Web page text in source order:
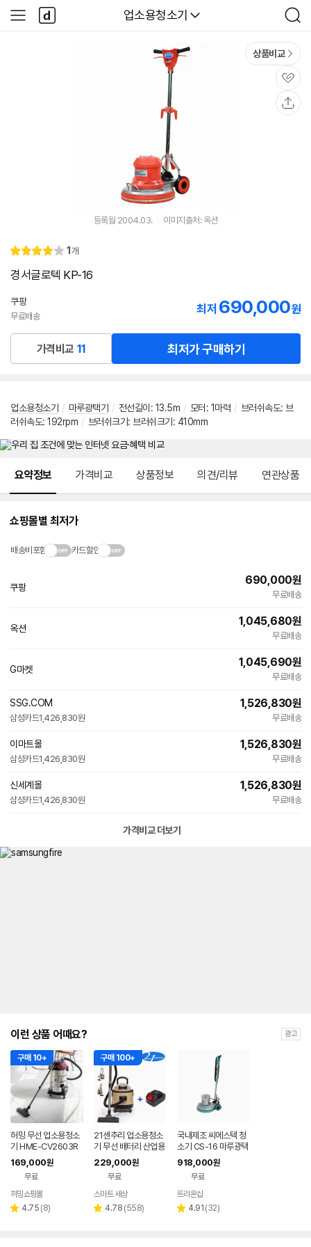
다나와
업소용청소기
검
색
사
이
다
나
와
상품비교
관
심
등록월 2004.03. 이미지출처: 옥션
별
4.
리
1 개
경서글로텍 KP-16
쿠팡
무료배송
최저 690,000원
가격비교 11 최저가 구매하기
업소용청소기 / 마루광택기 / 전선길이: 13.5m / 모터: 1마력 / 브러쉬속도: 브
러쉬속도: 192rpm / 브러쉬크기: 브러쉬크기: 410mm
요약정보 가격비교 상품정보 의견/리뷰 연관상품
쇼핑몰별 최저가
배송비포함 카드할인
쿠팡
690,000원
무료배송
옥션
1,045,680원
무료배송
G마켓
1,045,690원
무료배송
SSG.COM
삼성카드1,426,830원
1,526,830원
무료배송
이마트몰
삼성카드1,426,830원
1,526,830원
무료배송
신세계몰
삼성카드1,426,830원
1,526,830원
무료배송
가격비교 더보기
이런 상품 어때요? 광고
구매 10+
허밍 무선 업소용청소
기 HME-CV2603R
W 30L 대용량 산업용
사무실 청소기
169,000원
무료
페이
허밍쇼핑몰
별 4.75 리
(8)
구매 100+
21센추리 업소용청소
기 무선 배터리 산업용
공업용 사무실 20리터
건식 습식 청소기
229,000원
무료
스마트 세상
별 4.78 리
(558)
국내제조 씨에스텍 청
소기 CS-16 마루광택
기 돌돌이 바닥청소기
계
918,000원
무료
페이
트리온샵
별 4.91 리
(32)